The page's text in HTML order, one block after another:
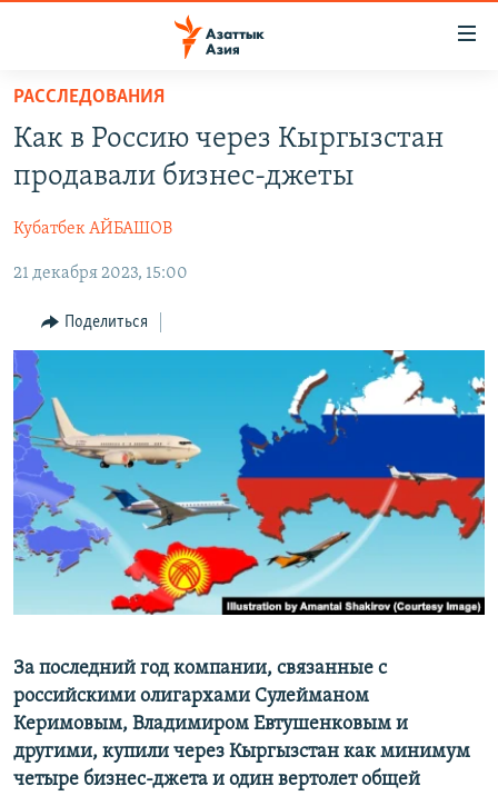
Вернуться
основному
содержанию
Вернутся
навигации
Вернутся
поиску
УЗБЕКИСТАН
ТАДЖИКИСТАН
ВОЙНА В УКРАИНЕ
НА ДРУГИХ ЯЗЫКАХ
ҚАЗАҚША
КЫРГЫЗЧА
ТОҶИКӢ
TÜRKMENÇE
Все сайты РСЕ/РС
РАССЛЕДОВАНИЯ
Как в Россию через Кыргызстан
продавали бизнес-джеты
Кубатбек АЙБАШОВ
21 декабря 2023, 15:00
Поделиться
За последний год компании, связанные с
российскими олигархами Сулейманом
Керимовым, Владимиром Евтушенковым и
другими, купили через Кыргызстан как минимум
четыре бизнес-джета и один вертолет общей